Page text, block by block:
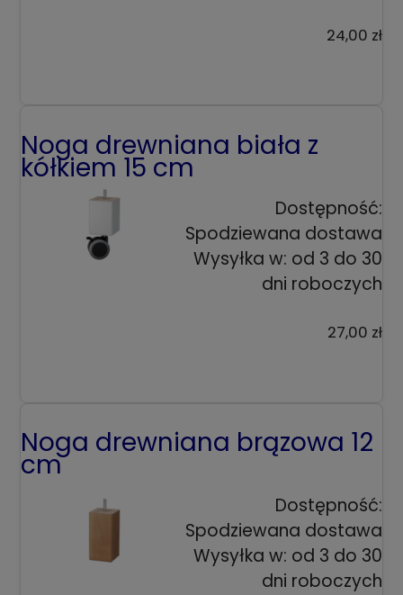
24,00 zł
Noga drewniana biała z
kółkiem 15 cm
Dostępność:
Spodziewana dostawa
Wysyłka w: od 3 do 30
dni roboczych
27,00 zł
Noga drewniana brązowa 12
cm
Dostępność:
Spodziewana dostawa
Wysyłka w: od 3 do 30
dni roboczych